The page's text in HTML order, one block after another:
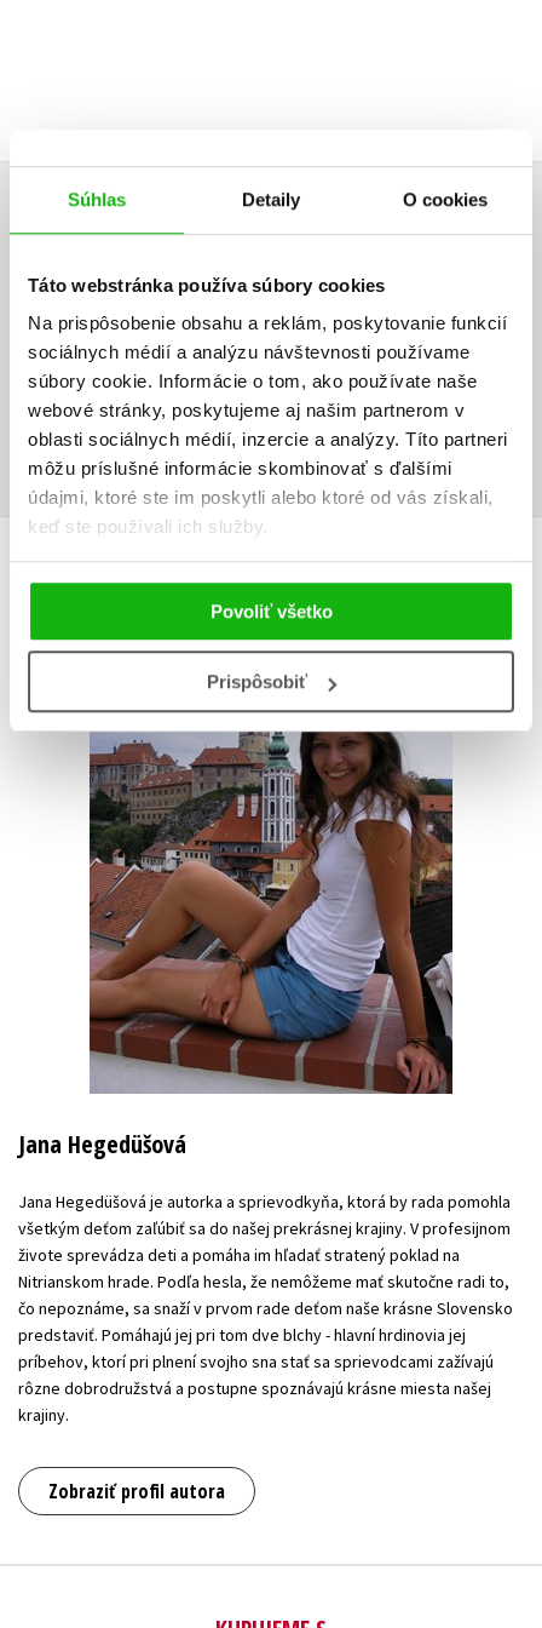
Súhlas Detaily O cookies
Táto webstránka používa súbory cookies
Na prispôsobenie obsahu a reklám, poskytovanie funkcií
sociálnych médií a analýzu návštevnosti používame
súbory cookie. Informácie o tom, ako používate naše
webové stránky, poskytujeme aj našim partnerom v
oblasti sociálnych médií, inzercie a analýzy. Títo partneri
môžu príslušné informácie skombinovať s ďalšími
údajmi, ktoré ste im poskytli alebo ktoré od vás získali,
keď ste používali ich služby.
Povoliť všetko
Prispôsobiť
UŽIVATEĽSKÁ RECENZIA
Žiadne užívateľské hodnotenia nie sú dostupné.
Vaše hodnotenie
Používateľskú recenziu môžu vkladať len registrovaní užívatelia
Prihlásiť
AUTOR KNIHY
Jana Hegedüšová
Jana Hegedüšová je autorka a sprievodkyňa, ktorá by rada pomohla
všetkým deťom zaľúbiť sa do našej prekrásnej krajiny. V profesijnom
živote sprevádza deti a pomáha im hľadať stratený poklad na
Nitrianskom hrade. Podľa hesla, že nemôžeme mať skutočne radi to,
čo nepoznáme, sa snaží v prvom rade deťom naše krásne Slovensko
predstaviť. Pomáhajú jej pri tom dve blchy - hlavní hrdinovia jej
príbehov, ktorí pri plnení svojho sna stať sa sprievodcami zažívajú
rôzne dobrodružstvá a postupne spoznávajú krásne miesta našej
krajiny.
Zobraziť profil autora